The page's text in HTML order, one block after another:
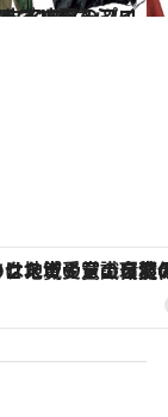
すすめる アウター＆インナーウェア11選
イル
境の復活